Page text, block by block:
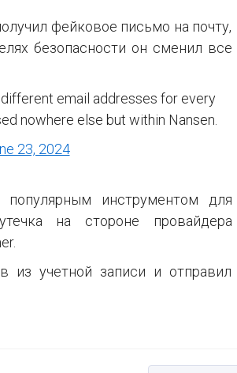
фейковое письмо на почту,
безопасности он сменил все
email addresses for every
nowhere else but within Nansen.
23, 2024
инструментом для
на стороне провайдера
из учетной записи и отправил